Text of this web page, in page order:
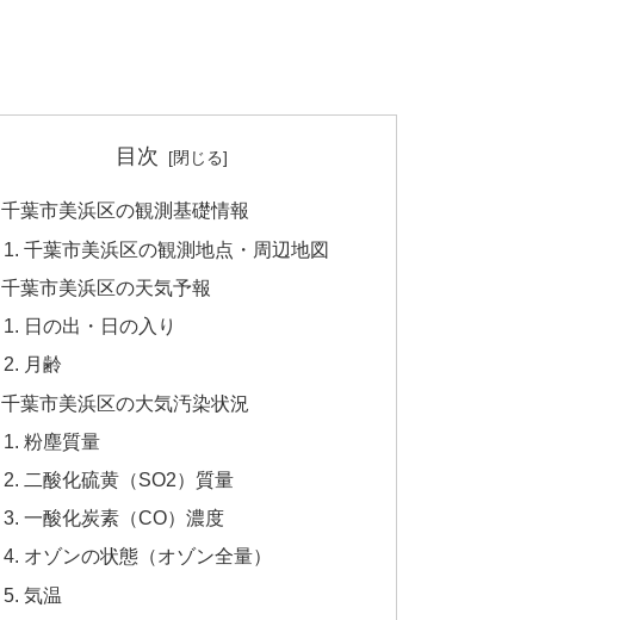
目次
千葉市美浜区の観測基礎情報
千葉市美浜区の観測地点・周辺地図
千葉市美浜区の天気予報
日の出・日の入り
月齢
千葉市美浜区の大気汚染状況
粉塵質量
二酸化硫黄（SO2）質量
一酸化炭素（CO）濃度
オゾンの状態（オゾン全量）
気温